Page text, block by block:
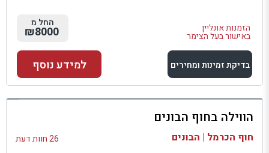
הזמנות אונליין
באישור בעל הצימר
החל מ
₪8000
בדיקת זמינות ומחירים
למתחם זה
בדיקת זמינות ומחירים
למידע נוסף
הווילה בחוף הבונים
חוף הכרמל | הבונים 26 חוות דעת